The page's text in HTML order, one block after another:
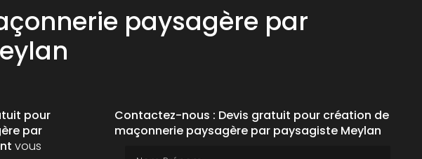
paysagère par
pour
par
vous
Contactez-nous : Devis gratuit pour création de
maçonnerie paysagère par paysagiste Meylan